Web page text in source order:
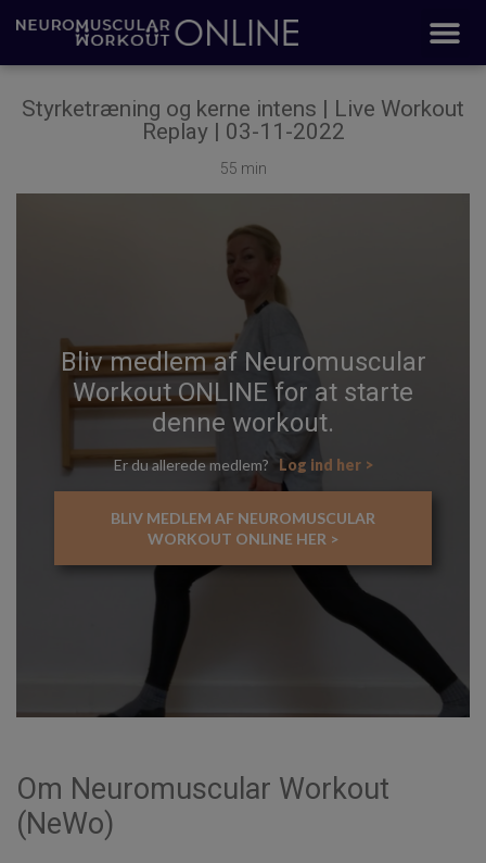
Styrketræning og kerne intens | Live Workout
Replay | 03-11-2022
55 min
Bliv medlem af Neuromuscular
Workout ONLINE for at starte
denne workout.
Er du allerede medlem?Log ind her >
BLIV MEDLEM AF NEUROMUSCULAR
WORKOUT ONLINE HER >
Om Neuromuscular Workout
(NeWo)